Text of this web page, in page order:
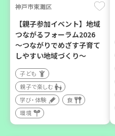
川西市
暮らしに花と緑を① ～ガー
デニングで暮らしに癒しを
～ ＜デモ講座＞
大人向け
学び・体験
2026 年
8月21日(金)
神戸市東灘区
【親子参加イベント】地域
つながるフォーラム2026
～つながりでめざす子育て
しやすい地域づくり～
子ども
親子で楽しむ
学び・体験
食
環境